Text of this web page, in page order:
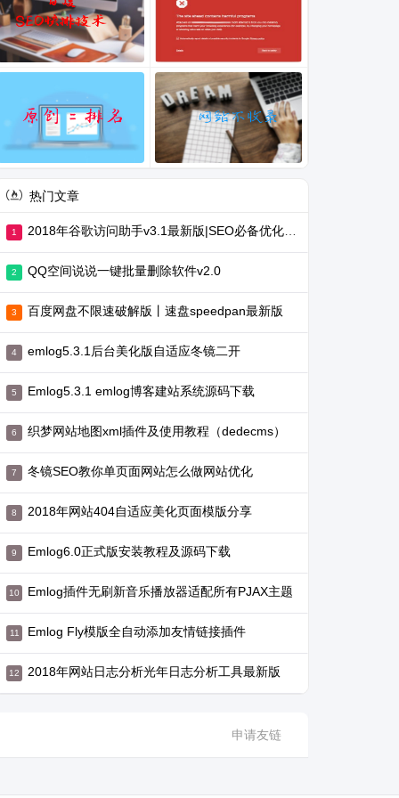
热门文章
2018年谷歌访问助手v3.1最新版|SEO必备优化工具
QQ空间说说一键批量删除软件v2.0
百度网盘不限速破解版丨速盘speedpan最新版
emlog5.3.1后台美化版自适应冬镜二开
Emlog5.3.1 emlog博客建站系统源码下载
织梦网站地图xml插件及使用教程（dedecms）
冬镜SEO教你单页面网站怎么做网站优化
2018年网站404自适应美化页面模版分享
Emlog6.0正式版安装教程及源码下载
Emlog插件无刷新音乐播放器适配所有PJAX主题
Emlog Fly模版全自动添加友情链接插件
2018年网站日志分析光年日志分析工具最新版
申请友链